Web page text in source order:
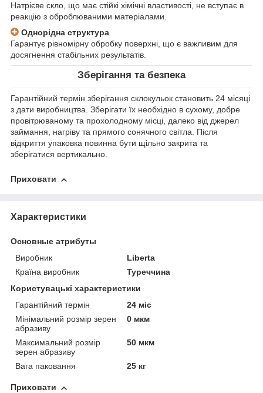
Натрієве скло, що має стійкі хімічні властивості, не вступає в
реакцію з оброблюваними матеріалами.
Однорідна структура
Гарантує рівномірну обробку поверхні, що є важливим для
досягнення стабільних результатів.
Зберігання та безпека
Гарантійний термін зберігання склокульок становить 24 місяці
з дати виробництва. Зберігати їх необхідно в сухому, добре
провітрюваному та прохолодному місці, далеко від джерел
займання, нагріву та прямого сонячного світла. Після
відкриття упаковка повинна бути щільно закрита та
зберігатися вертикально.
Приховати
Характеристики
Основные атрибуты
Виробник
Liberta
Країна виробник
Туреччина
Користувацькі характеристики
Гарантійний термін
24 міс
Мінімальний розмір зерен
абразиву
0 мкм
Максимальний розмір
зерен абразиву
50 мкм
Вага паковання 25 кг
Приховати